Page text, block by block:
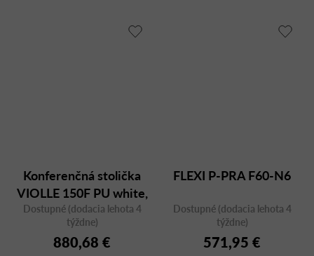
Konferenčná stolička
VIOLLE 150F PU white,
otočná
Dostupné (dodacia lehota 4
týždne)
880,68 €
FLEXI P-PRA F60-N6
Dostupné (dodacia lehota 4
týždne)
571,95 €